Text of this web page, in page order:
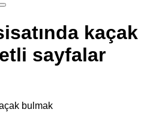
kaçak
sayfalar
bulmak